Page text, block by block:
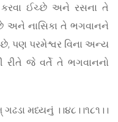
કરવા ઈચ્છે અને રસના તે
અને નાસિકા તે ભગવાનને
પણ પરમેશ્વર વિના અન્ય
જે વર્તે તે ભગવાનનો
મધ્યનું ।।૪૮।।૧૮૧।।